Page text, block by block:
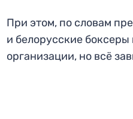
При этом, по словам
и белорусские
организации, но всё